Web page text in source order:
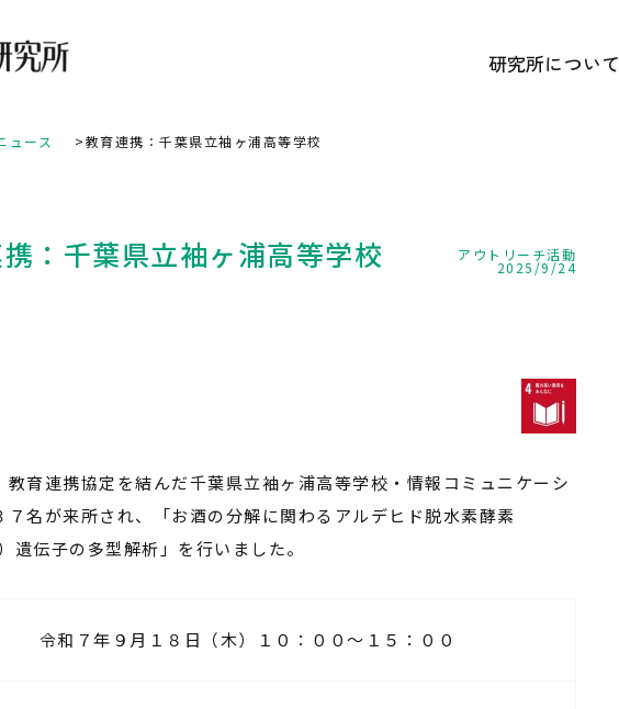
研究所について
ュース 教育連携：千葉県立袖ヶ浦高等学校
：千葉県立袖ヶ浦高等学校 2025/9/24
アウトリーチ活動
教育連携協定を結んだ千葉県立袖ヶ浦高等学校・情報コミュニケーシ
７名が来所され、「お酒の分解に関わるアルデヒド脱水素酵素
遺伝子の多型解析」を行いました。
令和７年９月１８日（木）１０：００～１５：００